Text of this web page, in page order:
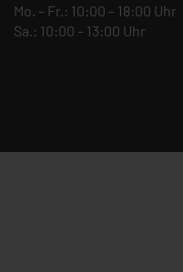
Mo. – Fr.: 10:00 – 18:00 Uhr
Sa.: 10:00 – 13:00 Uhr